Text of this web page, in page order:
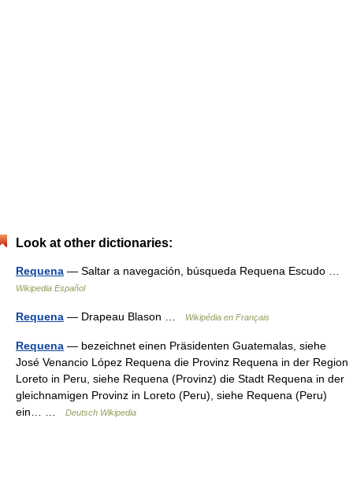
Look at other dictionaries:
Requena — Saltar a navegación, búsqueda Requena Escudo …
Wikipedia Español
Requena — Drapeau Blason … Wikipédia en Français
Requena — bezeichnet einen Präsidenten Guatemalas, siehe
José Venancio López Requena die Provinz Requena in der Region
Loreto in Peru, siehe Requena (Provinz) die Stadt Requena in der
gleichnamigen Provinz in Loreto (Peru), siehe Requena (Peru)
ein… …
Deutsch Wikipedia